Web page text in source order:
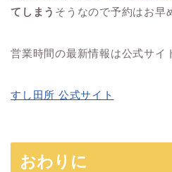
てしまう そうなので予約はお早
営業時間の最新情報は公式サイ
すし田所 公式サイト
おわりに